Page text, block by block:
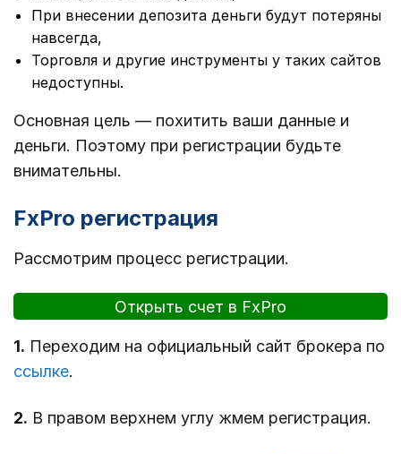
При внесении депозита деньги будут потеряны
навсегда,
Торговля и другие инструменты у таких сайтов
недоступны.
Основная цель — похитить ваши данные и
деньги. Поэтому при регистрации будьте
внимательны.
FxPro регистрация
Рассмотрим процесс регистрации.
Открыть счет в FxPro
1. Переходим на официальный сайт брокера по
ссылке.
2. В правом верхнем углу жмем регистрация.